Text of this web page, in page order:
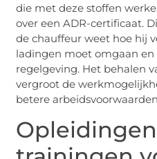
die met deze stoffen
over een ADR-certificaat.
de chauffeur weet hoe hij
ladingen moet omgaan en
regelgeving. Het behalen
vergroot de
betere